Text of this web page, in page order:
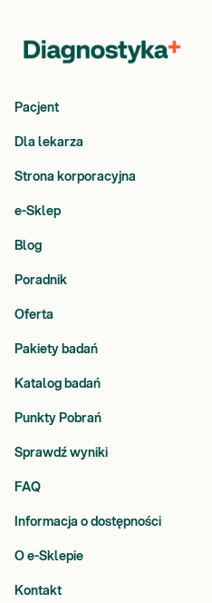
Pacjent
Dla lekarza
Strona korporacyjna
e-Sklep
Blog
Poradnik
Oferta
Pakiety badań
Katalog badań
Punkty Pobrań
Sprawdź wyniki
FAQ
Informacja o dostępności
O e-Sklepie
Kontakt